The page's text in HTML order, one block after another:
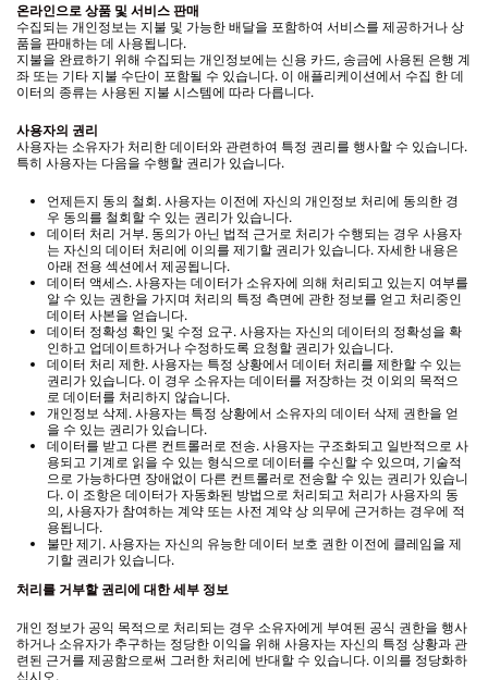
온라인으로 상품 및 서비스 판매
수집되는 개인정보는 지불 및 가능한 배달을 포함하여 서비스를 제공하거나 상
품을 판매하는 데 사용됩니다.
지불을 완료하기 위해 수집되는 개인정보에는 신용 카드, 송금에 사용된 은행 계
좌 또는 기타 지불 수단이 포함될 수 있습니다. 이 애플리케이션에서 수집 한 데
이터의 종류는 사용된 지불 시스템에 따라 다릅니다.
사용자의 권리
사용자는 소유자가 처리한 데이터와 관련하여 특정 권리를 행사할 수 있습니다.
특히 사용자는 다음을 수행할 권리가 있습니다.
언제든지 동의 철회. 사용자는 이전에 자신의 개인정보 처리에 동의한 경
우 동의를 철회할 수 있는 권리가 있습니다.
데이터 처리 거부. 동의가 아닌 법적 근거로 처리가 수행되는 경우 사용자
는 자신의 데이터 처리에 이의를 제기할 권리가 있습니다. 자세한 내용은
아래 전용 섹션에서 제공됩니다.
데이터 액세스. 사용자는 데이터가 소유자에 의해 처리되고 있는지 여부를
알 수 있는 권한을 가지며 처리의 특정 측면에 관한 정보를 얻고 처리중인
데이터 사본을 얻습니다.
데이터 정확성 확인 및 수정 요구. 사용자는 자신의 데이터의 정확성을 확
인하고 업데이트하거나 수정하도록 요청할 권리가 있습니다.
데이터 처리 제한. 사용자는 특정 상황에서 데이터 처리를 제한할 수 있는
권리가 있습니다. 이 경우 소유자는 데이터를 저장하는 것 이외의 목적으
로 데이터를 처리하지 않습니다.
개인정보 삭제. 사용자는 특정 상황에서 소유자의 데이터 삭제 권한을 얻
을 수 있는 권리가 있습니다.
데이터를 받고 다른 컨트롤러로 전송. 사용자는 구조화되고 일반적으로 사
용되고 기계로 읽을 수 있는 형식으로 데이터를 수신할 수 있으며, 기술적
으로 가능하다면 장애없이 다른 컨트롤러로 전송할 수 있는 권리가 있습니
다. 이 조항은 데이터가 자동화된 방법으로 처리되고 처리가 사용자의 동
의, 사용자가 참여하는 계약 또는 사전 계약 상 의무에 근거하는 경우에 적
용됩니다.
불만 제기. 사용자는 자신의 유능한 데이터 보호 권한 이전에 클레임을 제
기할 권리가 있습니다.
처리를 거부할 권리에 대한 세부 정보
개인 정보가 공익 목적으로 처리되는 경우 소유자에게 부여된 공식 권한을 행사
하거나 소유자가 추구하는 정당한 이익을 위해 사용자는 자신의 특정 상황과 관
련된 근거를 제공함으로써 그러한 처리에 반대할 수 있습니다. 이의를 정당화하
십시오.